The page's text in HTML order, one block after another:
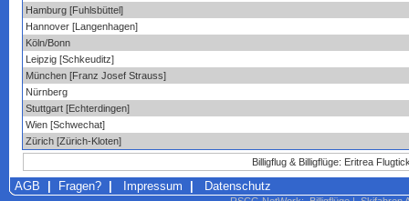
Hamburg [Fuhlsbüttel]
Hannover [Langenhagen]
Köln/Bonn
Leipzig [Schkeuditz]
München [Franz Josef Strauss]
Nürnberg
Stuttgart [Echterdingen]
Wien [Schwechat]
Zürich [Zürich-Kloten]
Billigflug & Billigflüge: Eritrea
AGB Fragen? Impressum Datenschutz